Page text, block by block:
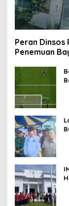
Peran Dinsos
Penemuan